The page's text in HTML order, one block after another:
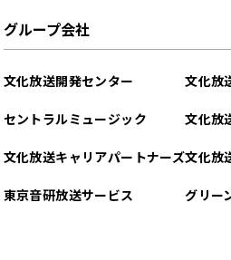
グループ会社
文化放送開発センター
セントラルミュージック
文化放送キャリアパートナーズ
東京音研放送サービス
文化放
文化放
文化放
グリー